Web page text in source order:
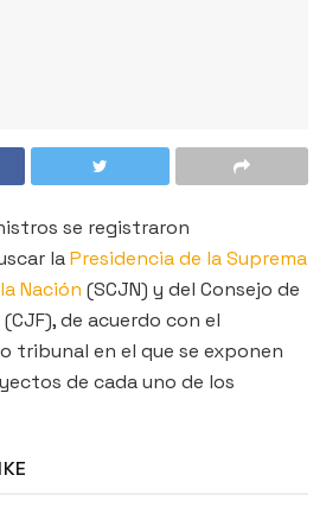
se registraron
laPresidencia de la Suprema
Nación (SCJN) y del Consejo de
de acuerdo con el
tribunal en el que se exponen
de cada uno de los